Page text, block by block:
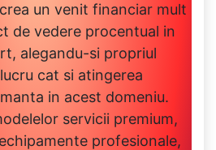
un venit financiar mult
de vedere procentual in
alegandu-si propriul
cat si atingerea
in acest domeniu.
servicii premium,
profesionale,